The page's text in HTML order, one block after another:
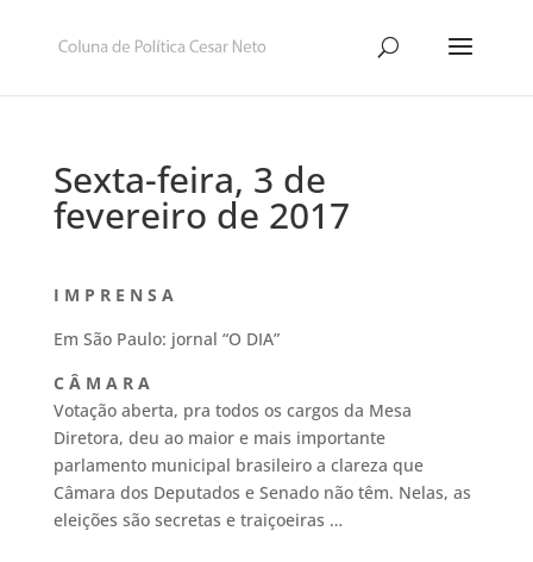
Sexta-feira, 3 de
fevereiro de 2017
I M P R E N S A
Em São Paulo: jornal “O DIA”
C Â M A R A
Votação aberta, pra todos os cargos da Mesa
Diretora, deu ao maior e mais importante
parlamento municipal brasileiro a clareza que
Câmara dos Deputados e Senado não têm. Nelas, as
eleições são secretas e traiçoeiras …